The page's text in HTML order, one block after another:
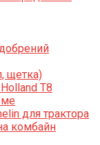
щетка)
T8
для трактора
комбайн